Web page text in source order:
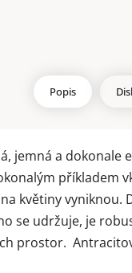
Popis
jemná a dokonale
příkladem
květiny vyniknou.
se udržuje, je
prostor.